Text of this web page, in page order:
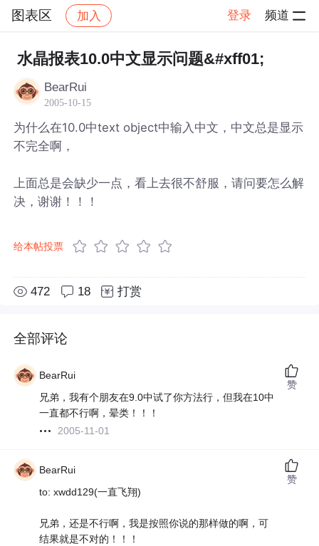
图表区 加入 登录 频道
社区 图表区 帖子详情
水晶报表10.0中文显示问题&#xff01;
BearRui
2005-10-15
为什么在10.0中text object中输入中文，中文总是显示
不完全啊，
上面总是会缺少一点，看上去很不舒服，请问要怎么解
决，谢谢！！！
给本帖投票
472 18 打赏
全部评论
BearRui
兄弟，我有个朋友在9.0中试了你方法行，但我在10中
一直都不行啊，晕类！！！
2005-11-01
赞
BearRui
to: xwdd129(一直飞翔)
兄弟，还是不行啊，我是按照你说的那样做的啊，可
结果就是不对的！！！
赞